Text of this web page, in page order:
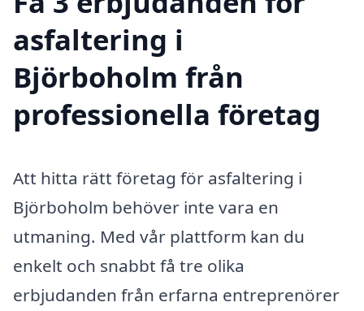
asfaltering i
Björboholm från
professionella företag
Att hitta rätt företag för asfaltering i
Björboholm behöver inte vara en
utmaning. Med vår plattform kan du
enkelt och snabbt få tre olika
erbjudanden från erfarna entreprenörer